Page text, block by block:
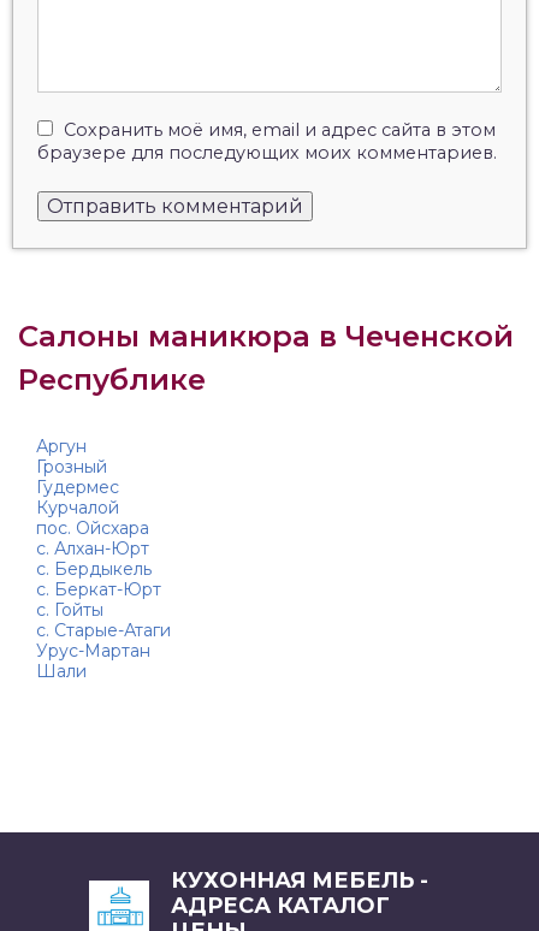
Сохранить моё имя, email и адрес сайта в этом
браузере для последующих моих комментариев.
Салоны маникюра в Чеченской
Республике
Аргун
Грозный
Гудермес
Курчалой
пос. Ойсхара
с. Алхан-Юрт
с. Бердыкель
с. Беркат-Юрт
с. Гойты
с. Старые-Атаги
Урус-Мартан
Шали
КУХОННАЯ МЕБЕЛЬ -
АДРЕСА КАТАЛОГ